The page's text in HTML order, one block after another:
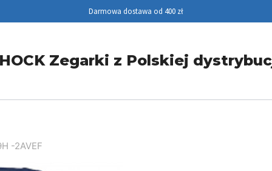
Darmowa dostawa od 400 zł
Zegarki z Polskiej
-2AVEF